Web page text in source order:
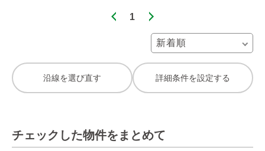
1
沿線を選び直す 詳細条件を設定する
チェックした物件をまとめて